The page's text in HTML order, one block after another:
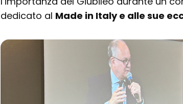
dedicato al Made in Italy e alle sue